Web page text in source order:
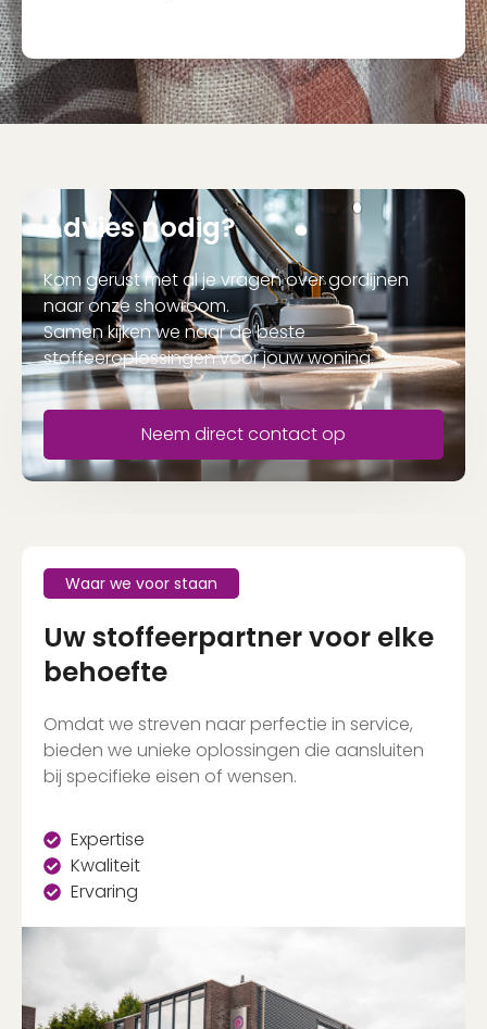
Advies nodig?
Kom gerust met al je vragen over gordijnen
naar onze showroom.
Samen kijken we naar de beste
stoffeeroplossingen voor jouw woning.
Neem direct contact op
Waar we voor staan
Uw stoffeerpartner voor elke
behoefte
Omdat we streven naar perfectie in service,
bieden we unieke oplossingen die aansluiten
bij specifieke eisen of wensen.
Expertise
Kwaliteit
Ervaring